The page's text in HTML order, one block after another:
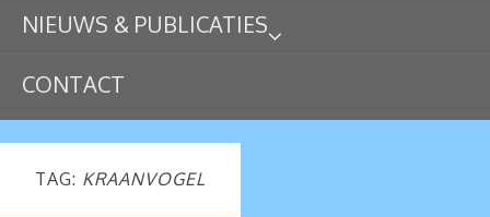
NIEUWS & PUBLICATIES
CONTACT
TAG: KRAANVOGEL